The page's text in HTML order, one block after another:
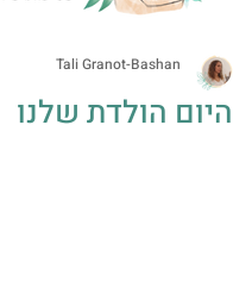
היום הולדת שלנו
Tali Granot-Bashan